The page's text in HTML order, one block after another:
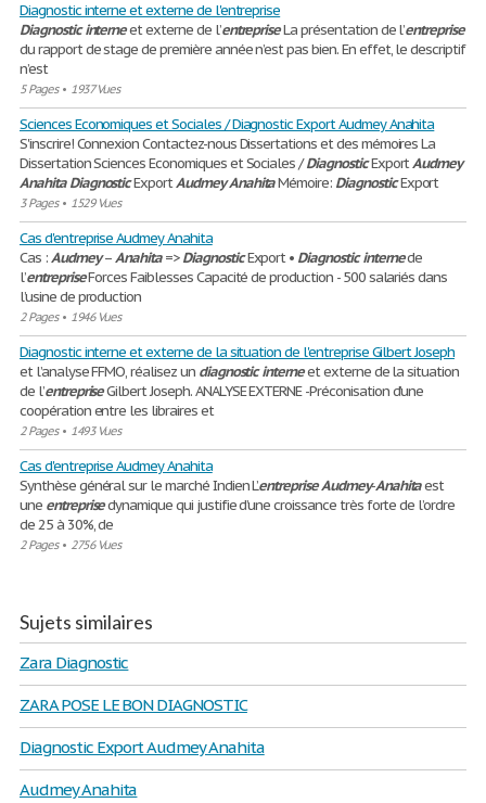
Diagnostic interne et externe de l'entreprise
Diagnostic interneet externe de l’entrepriseLa présentation de l’entreprise
du rapport de stage de première année n’est pas bien. En effet, le descriptif
n’est
5 Pages• 1937 Vues
Sciences Economiques et Sociales / Diagnostic Export Audmey Anahita
S'inscrire! Connexion Contactez-nous Dissertations et des mémoires La
Dissertation Sciences Economiques et Sociales /DiagnosticExportAudmey
Anahita DiagnosticExportAudmeyAnahitaMémoire: DiagnosticExport
3 Pages• 1529 Vues
Cas d'entreprise Audmey Anahita
Cas :Audmey–Anahita=>DiagnosticExport • Diagnostic internede
l’entrepriseForces Faiblesses Capacité de production - 500 salariés dans
l’usine de production
2 Pages• 1946 Vues
Diagnostic interne et externe de la situation de l'entreprise Gilbert Joseph
et l’analyse FFMO, réalisez un diagnostic interneet externe de la situation
de l’entrepriseGilbert Joseph. ANALYSE EXTERNE -Préconisation d’une
coopération entre les libraires et
2 Pages• 1493 Vues
Cas d'entreprise Audmey Anahita
Synthèse général sur le marché Indien L’entrepriseAudmey-Anahitaest
une entreprisedynamique qui justifie d’une croissance très forte de l’ordre
de 25 à 30%, de
2 Pages• 2756 Vues
Sujets similaires
Zara Diagnostic
ZARA POSE LE BON DIAGNOSTIC
Diagnostic Export Audmey Anahita
Audmey Anahita